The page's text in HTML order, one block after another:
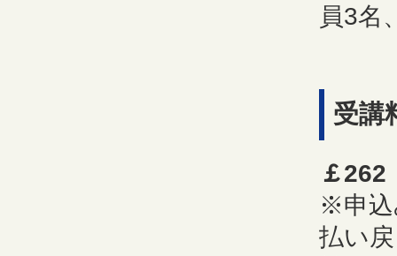
員3名
受講
￡262
※申込
払い